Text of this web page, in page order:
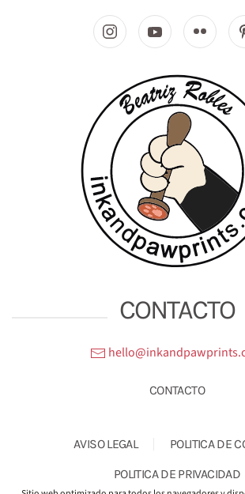
CONTACTO
CONTACTO
AVISO LEGAL
POLITICA DE
POLITICA DE PRIVACIDAD